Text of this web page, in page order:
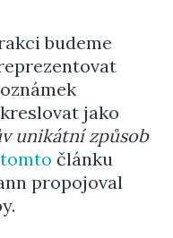
budeme
jako
unikátní způsob
tomto článku
propojoval